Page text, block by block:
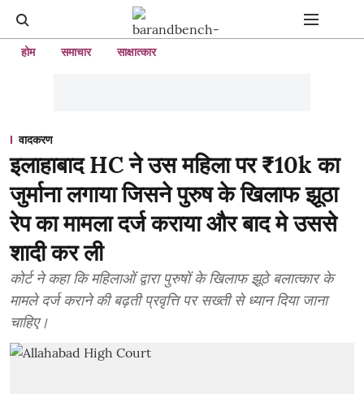
होम समाचार साक्षात्कार
वादकरण
इलाहाबाद HC ने उस महिला पर ₹10k का
जुर्माना लगाया जिसने पुरुष के खिलाफ झूठा
रेप का मामला दर्ज कराया और बाद मे उससे
शादी कर ली
कोर्ट ने कहा कि महिलाओं द्वारा पुरुषों के खिलाफ झूठे बलात्कार के
मामले दर्ज कराने की बढ़ती प्रवृत्ति पर सख्ती से ध्यान दिया जाना
चाहिए।